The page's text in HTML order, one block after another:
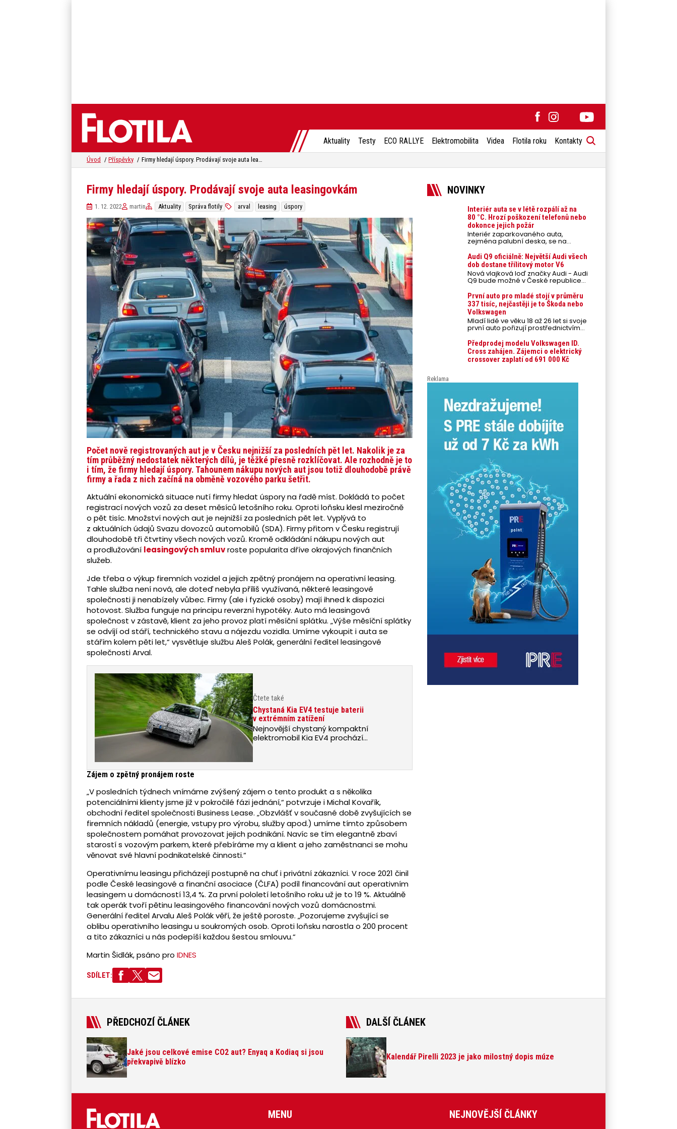
Aktuality Testy ECO RALLYE Elektromobilita Videa Flotila roku Kontakty
Úvod Příspěvky Firmy hledají úspory. Prodávají svoje auta leasingovkám
Firmy hledají úspory. Prodávají svoje auta leasingovkám
1. 12. 2022 martin Aktuality Správa flotily arval leasing úspory
Počet nově registrovaných aut je v Česku nejnižší za posledních pět let. Nakolik je za
tím průběžný nedostatek některých dílů, je těžké přesně rozklíčovat. Ale rozhodně je to
i tím, že firmy hledají úspory. Tahounem nákupu nových aut jsou totiž dlouhodobě právě
firmy a řada z nich začíná na obměně vozového parku šetřit.
Aktuální ekonomická situace nutí firmy hledat úspory na řadě míst. Dokládá to počet
registrací nových vozů za deset měsíců letošního roku. Oproti loňsku klesl meziročně
o pět tisíc. Množství nových aut je nejnižší za posledních pět let. Vyplývá to
z aktuálních údajů Svazu dovozců automobilů (SDA). Firmy přitom v Česku registrují
dlouhodobě tři čtvrtiny všech nových vozů. Kromě odkládání nákupu nových aut
a prodlužování leasingových smluvroste popularita dříve okrajových finančních
služeb.
Jde třeba o výkup firemních vozidel a jejich zpětný pronájem na operativní leasing.
Tahle služba není nová, ale doteď nebyla příliš využívaná, některé leasingové
společnosti ji nenabízely vůbec. Firmy (ale i fyzické osoby) mají ihned k dispozici
hotovost. Služba funguje na principu reverzní hypotéky. Auto má leasingová
společnost v zástavě, klient za jeho provoz platí měsíční splátku. „Výše měsíční splátky
se odvíjí od stáří, technického stavu a nájezdu vozidla. Umíme vykoupit i auta se
stářím kolem pěti let,“ vysvětluje službu Aleš Polák, generální ředitel leasingové
společnosti Arval.
Čtete také
Chystaná Kia EV4 testuje baterii
v extrémním zatížení
Nejnovější chystaný kompaktní
elektromobil Kia EV4 prochází
Zájem o zpětný pronájem roste
„V posledních týdnech vnímáme zvýšený zájem o tento produkt a s několika
potenciálními klienty jsme již v pokročilé fázi jednání,“ potvrzuje i Michal Kovařík,
obchodní ředitel společnosti Business Lease. „Obzvlášť v současné době zvyšujících se
firemních nákladů (energie, vstupy pro výrobu, služby apod.) umíme tímto způsobem
společnostem pomáhat provozovat jejich podnikání. Navíc se tím elegantně zbaví
starostí s vozovým parkem, které přebíráme my a klient a jeho zaměstnanci se mohu
věnovat své hlavní podnikatelské činnosti.“
Operativnímu leasingu přicházejí postupně na chuť i privátní zákazníci. V roce 2021 činil
podle České leasingové a finanční asociace (ČLFA) podíl financování aut operativním
leasingem u domácností 13,4 %. Za první pololetí letošního roku už je to 19 %. Aktuálně
tak operák tvoří pětinu leasingového financování nových vozů domácnostmi.
Generální ředitel Arvalu Aleš Polák věří, že ještě poroste. „Pozorujeme zvyšující se
oblibu operativního leasingu u soukromých osob. Oproti loňsku narostla o 200 procent
a tito zákazníci u nás podepíší každou šestou smlouvu.“
Martin Šidlák, psáno pro IDNES
SDÍLET:
NOVINKY
Interiér auta se v létě rozpálí až na
80 °C. Hrozí poškození telefonů nebo
dokonce jejich požár
Interiér zaparkovaného auta,
zejména palubní deska, se na
přímém slunci může během letních
veder rozpálit až na 80 °C. Takové
teploty představují nebezpečí pro
odložené mobilní telefony,
powerbanky nebo notebooky. Můžou
urychlit stárnutí baterií, poškodit
případech i zvýšit riziko požáru.
Audi Q9 oficiálně: Největší Audi všech
dob dostane třílitový motor V6
Nová vlajková loď značky Audi - Audi
Q9 bude možné v České republice
objednávat od prvního srpnového
týdne 2026, kde budou oznámeny
také české ceny.
První auto pro mladé stojí v průměru
337 tisíc, nejčastěji je to Škoda nebo
Volkswagen
Mladí lidé ve věku 18 až 26 let si svoje
první auto pořizují prostřednictvím
úvěrového financování jako ojeté. Je
to tak u 93,3 % lidí, jen 6,7 % si pořídí
nové auto. Průměrná pořizovací
cena vozu dosahuje 337 tisíc korun a
průměrná financovaná částka
posledních 10 let (2016–2026).
Předprodej modelu Volkswagen ID.
Cross zahájen. Zájemci o elektrický
crossover zaplatí od 691 000 Kč
Reklama
PŘEDCHOZÍ ČLÁNEK
Jaké jsou celkové emise CO2 aut? Enyaq a Kodiaq si jsou
překvapivě blízko
DALŠÍ ČLÁNEK
Kalendář Pirelli 2023 je jako milostný dopis múze
MENU NEJNOVĚJŠÍ ČLÁNKY